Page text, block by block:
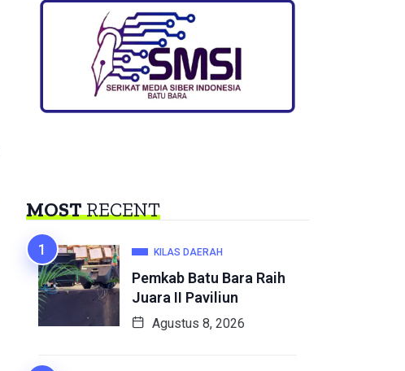
MOSTRECENT
KILAS DAERAH
Pemkab Batu Bara Raih
Juara II Paviliun
Agustus 8, 2026